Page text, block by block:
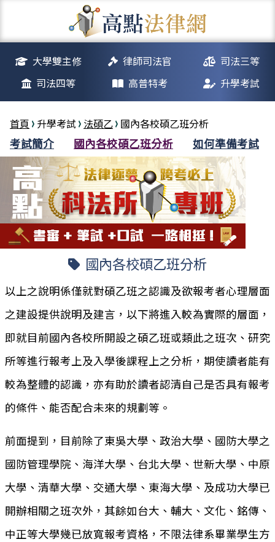
大學雙主修 律師司法官
司法三等
司法四等
高普特考 升學考試
首頁 升學考試 法碩乙 國內各校碩乙班分析
考試簡介 國內各校碩乙班分析 如何準備考試
國內各校碩乙班分析
以上之說明係僅就對碩乙班之認識及欲報考者心理層面
之建設提供說明及建言，以下將進入較為實際的層面，
即就目前國內各校所開設之碩乙班或類此之班次、研究
所等進行報考上及入學後課程上之分析，期使讀者能有
較為整體的認識，亦有助於讀者認清自己是否具有報考
的條件、能否配合未來的規劃等。
前面提到，目前除了東吳大學、政治大學、國防大學之
國防管理學院、海洋大學、台北大學、世新大學、中原
大學、清華大學、交通大學、東海大學、及成功大學已
開辦相關之班次外，其餘如台大、輔大、文化、銘傳、
中正等大學幾已放寬報考資格，不限法律系畢業學生方